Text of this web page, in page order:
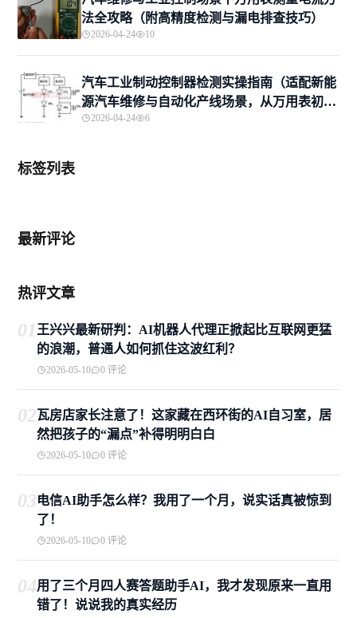
法全攻略（附高精度检测与漏电排查技巧）
2026-04-24 10
汽车工业制动控制器检测实操指南（适配新能
源汽车维修与自动化产线场景，从万用表初筛
到专业诊断）
2026-04-24 6
标签列表
最新评论
热评文章
01王兴兴最新研判：AI机器人代理正掀起比互联网更猛
的浪潮，普通人如何抓住这波红利？
2026-05-10 0 评论
02瓦房店家长注意了！这家藏在西环街的AI自习室，居
然把孩子的“漏点”补得明明白白
2026-05-10 0 评论
03电信AI助手怎么样？我用了一个月，说实话真被惊到
了！
2026-05-10 0 评论
04用了三个月四人赛答题助手AI，我才发现原来一直用
错了！说说我的真实经历